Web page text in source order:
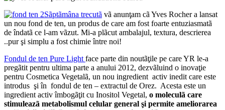
Sãptãmâna trecutã vã anunţam cã Yves Rocher a lansat
un nou fond de ten, un produs de care am fost foarte entuziasmatã
de îndatã ce l-am vãzut. Mi-a plãcut ambalajul, textura, descrierea
..pur şi simplu a fost chimie între noi!
Fondul de ten Pure Light face parte din noutãţile pe care YR le-a
pregãtit pentru ultima parte a anului 2012, dezvãluind o inovaţie
pentru Cosmetica Vegetalã, un nou ingredient activ inedit care este
introdus şi în fondul de ten – extractul de Orez. Acesta este un
ingredient activ îmbogãţit cu Inositol Vegetal, o moleculã care
stimuleazã metabolismul celular general şi permite ameliorarea